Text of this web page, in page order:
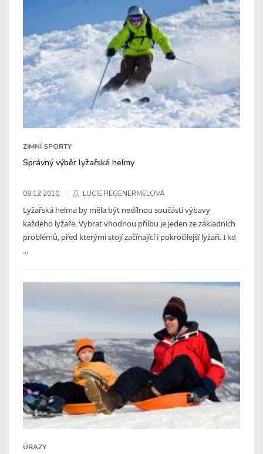
ZIMNÍ SPORTY
Správný výběr lyžařské helmy
08.12.2010 LUCIE REGENERMELOVÁ
Lyžařská helma by měla být nedílnou součástí výbavy
každého lyžaře. Vybrat vhodnou přilbu je jeden ze základních
problémů, před kterými stojí začínající i pokročilejší lyžaři. I kd
...
ÚRAZY